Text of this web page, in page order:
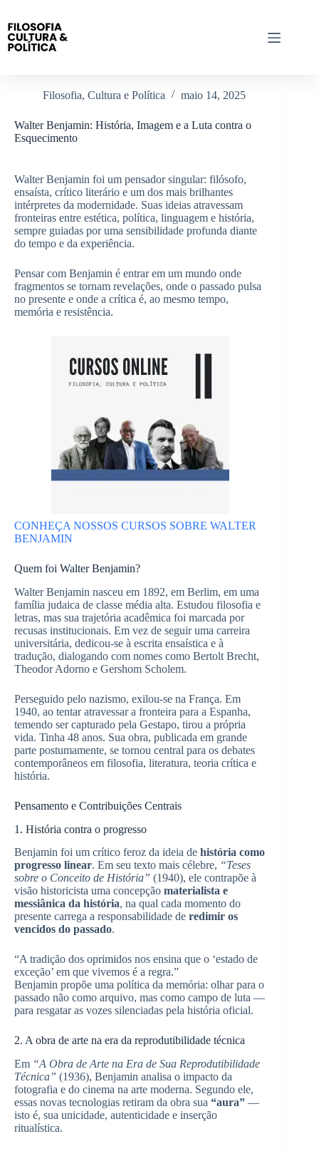
conteúdo
Filosofia, Cultura e Política maio 14, 2025
Walter Benjamin: História, Imagem e a Luta contra o
Esquecimento
Walter Benjamin foi um pensador singular: filósofo,
ensaísta, crítico literário e um dos mais brilhantes
intérpretes da modernidade. Suas ideias atravessam
fronteiras entre estética, política, linguagem e história,
sempre guiadas por uma sensibilidade profunda diante
do tempo e da experiência.
Pensar com Benjamin é entrar em um mundo onde
fragmentos se tornam revelações, onde o passado pulsa
no presente e onde a crítica é, ao mesmo tempo,
memória e resistência.
CONHEÇA NOSSOS CURSOS SOBRE WALTER
BENJAMIN
Quem foi Walter Benjamin?
Walter Benjamin nasceu em 1892, em Berlim, em uma
família judaica de classe média alta. Estudou filosofia e
letras, mas sua trajetória acadêmica foi marcada por
recusas institucionais. Em vez de seguir uma carreira
universitária, dedicou-se à escrita ensaística e à
tradução, dialogando com nomes como Bertolt Brecht,
Theodor Adorno e Gershom Scholem.
Perseguido pelo nazismo, exilou-se na França. Em
1940, ao tentar atravessar a fronteira para a Espanha,
temendo ser capturado pela Gestapo, tirou a própria
vida. Tinha 48 anos. Sua obra, publicada em grande
parte postumamente, se tornou central para os debates
contemporâneos em filosofia, literatura, teoria crítica e
história.
Pensamento e Contribuições Centrais
1. História contra o progresso
Benjamin foi um crítico feroz da ideia de história como
progresso linear. Em seu texto mais célebre, “Teses
sobre o Conceito de História” (1940), ele contrapõe à
visão historicista uma concepção materialista e
messiânica da história, na qual cada momento do
presente carrega a responsabilidade de redimir os
vencidos do passado.
“A tradição dos oprimidos nos ensina que o ‘estado de
exceção’ em que vivemos é a regra.”
Benjamin propõe uma política da memória: olhar para o
passado não como arquivo, mas como campo de luta —
para resgatar as vozes silenciadas pela história oficial.
2. A obra de arte na era da reprodutibilidade técnica
Em “A Obra de Arte na Era de Sua Reprodutibilidade
Técnica” (1936), Benjamin analisa o impacto da
fotografia e do cinema na arte moderna. Segundo ele,
essas novas tecnologias retiram da obra sua “aura” —
isto é, sua unicidade, autenticidade e inserção
ritualística.